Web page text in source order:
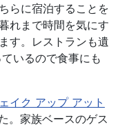
らに宿泊することを
れまで時間を気にす
す。レストランも遺
いるので食事にも
イク アップ アット
。家族ベースのゲス